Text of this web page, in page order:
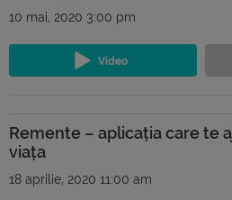
10 mai, 2020 3:00 pm
Remente – aplicația care te
viața
18 aprilie, 2020 11:00 am